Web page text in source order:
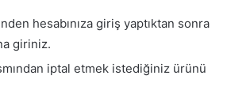
hesabınıza giriş yaptıktan sonra
giriniz.
iptal etmek istediğiniz ürünü